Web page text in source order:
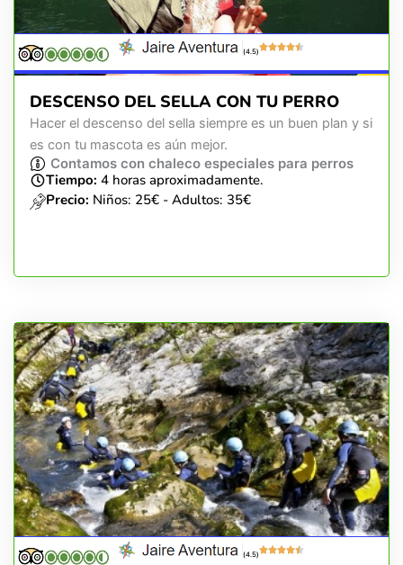
(4.5)
DESCENSO DEL SELLA CON TU PERRO
Hacer el descenso del sella siempre es un buen plan y si
es con tu mascota es aún mejor.
Contamos con chaleco especiales para perros
Tiempo: 4 horas aproximadamente.
Precio: Niños: 25€ - Adultos: 35€
(4.5)